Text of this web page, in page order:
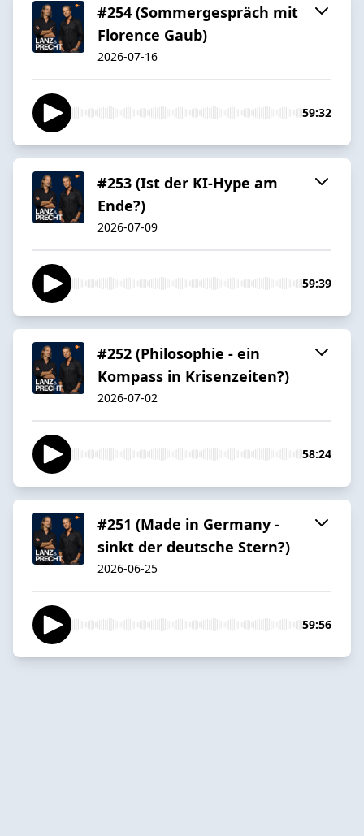
#254 (Sommergespräch mit
Florence Gaub)
2026-07-16
59:32
#253 (Ist der KI-Hype am
Ende?)
2026-07-09
59:39
#252 (Philosophie - ein
Kompass in Krisenzeiten?)
2026-07-02
58:24
#251 (Made in Germany -
sinkt der deutsche Stern?)
2026-06-25
59:56